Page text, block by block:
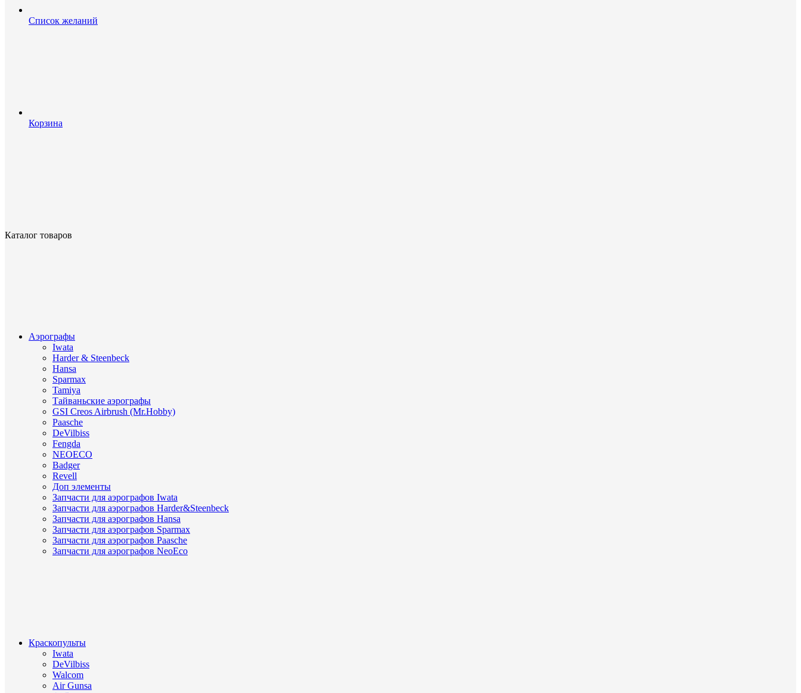
Список желаний
Корзина
Каталог товаров
Аэрографы
Iwata
Harder & Steenbeck
Hansa
Sparmax
Tamiya
Тайваньские аэрографы
GSI Creos Airbrush (Mr.Hobby)
Paasche
DeVilbiss
Fengda
NEOECO
Badger
Revell
Доп элементы
Запчасти для аэрографов Iwata
Запчасти для аэрографов Harder&Steenbeck
Запчасти для аэрографов Hansa
Запчасти для аэрографов Sparmax
Запчасти для аэрографов Paasche
Запчасти для аэрографов NeoEco
Краскопульты
Iwata
DeVilbiss
Walcom
Air Gunsa